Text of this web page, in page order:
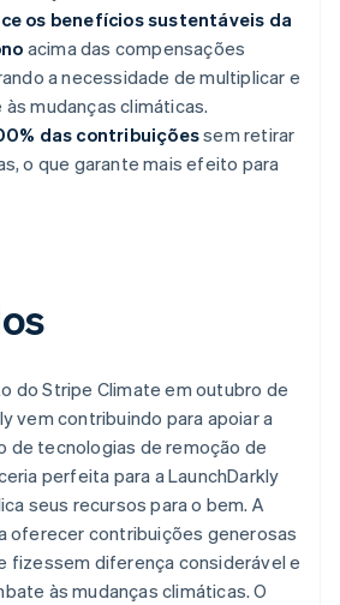
os benefícios sustentáveis da
acima das compensações
a necessidade de multiplicar e
mudanças climáticas.
das contribuiçõessem retirar
o que garante mais efeito para
do Stripe Climate em outubro de
vem contribuindo para apoiar a
de tecnologias de remoção de
perfeita para a LaunchDarkly
seus recursos para o bem. A
oferecer contribuições generosas
fizessem diferença considerável e
às mudanças climáticas. O